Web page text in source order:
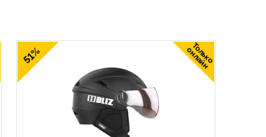
51% Только
онлайн